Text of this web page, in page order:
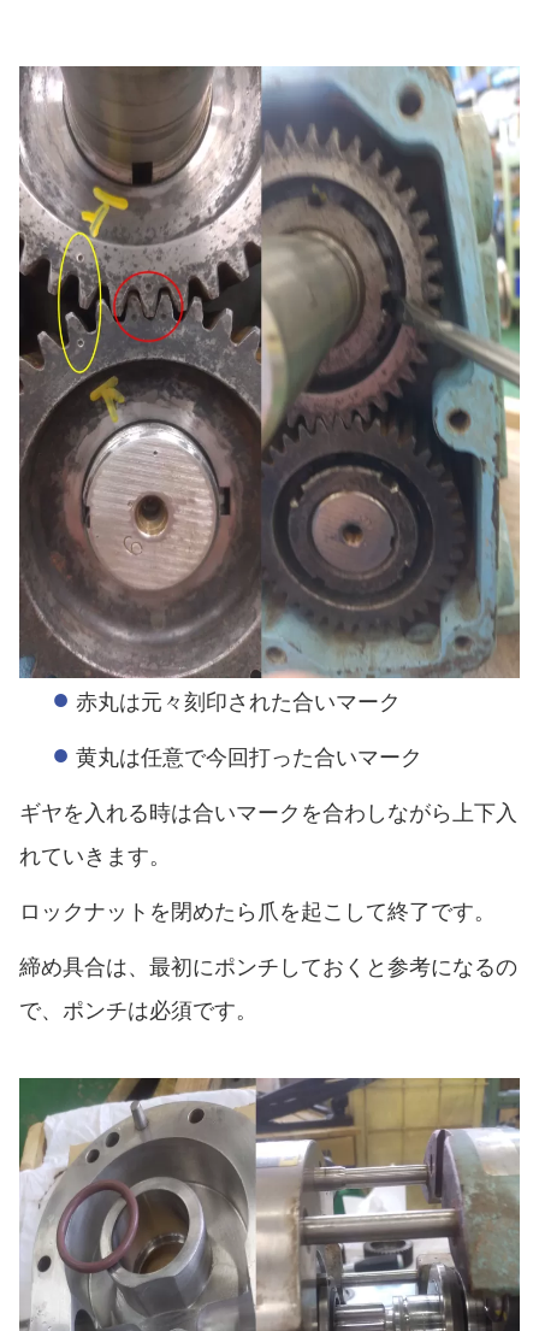
赤丸は元々刻印された合いマーク
黄丸は任意で今回打った合いマーク
ギヤを入れる時は合いマークを合わしながら上下入
れていきます。
ロックナットを閉めたら爪を起こして終了です。
締め具合は、最初にポンチしておくと参考になるの
で、ポンチは必須です。